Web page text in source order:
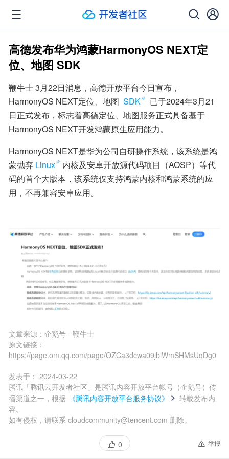
高德发布华为鸿蒙HarmonyOS NEXT定
位、地图 SDK
鞭牛士 3月22日消息，高德开放平台今日宣布，
HarmonyOS NEXT定位、地图 SDK
已于2024年3月21
日正式发布，标志着高德定位、地图服务正式具备基于
HarmonyOS NEXT开发鸿蒙原生应用能力。
HarmonyOS NEXT是华为公司自研操作系统，该系统是鸿
蒙抛弃 Linux
内核及安卓开放源代码项目（AOSP）等代
码的首个大版本，该系统仅支持鸿蒙内核和鸿蒙系统的应
用，不再兼容安卓应用。
文章来源： 企鹅号 - 鞭牛士
原文链接：
https://page.om.qq.com/page/OZCa3dcwa09jblWmSHMsUqDg0
发表于： 2024-03-22
腾讯「腾讯云开发者社区」是腾讯内容开放平台帐号（企鹅号）传
播渠道之一，根据
《腾讯内容开放平台服务协议》
转载发布内
容。
如有侵权，请联系 cloudcommunity@tencent.com 删除。
0 举报